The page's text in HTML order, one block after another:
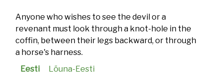
Anyone who wishes to see the devil or a
revenant must look through a knot-hole in the
coffin, between their legs backward, or through
a horse's harness.
Eesti
Lõuna-Eesti